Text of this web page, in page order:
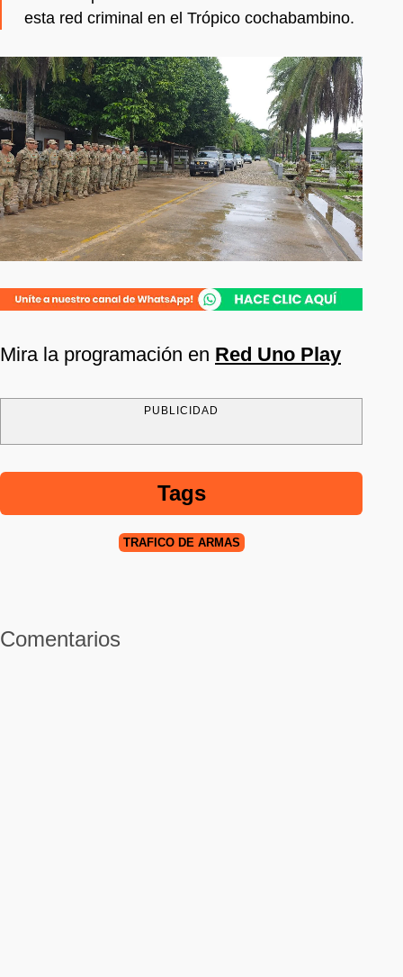
esta red criminal en el Trópico cochabambino.
Mira la programación en Red Uno Play
PUBLICIDAD
Tags
TRÁFICO DE ARMAS
Comentarios